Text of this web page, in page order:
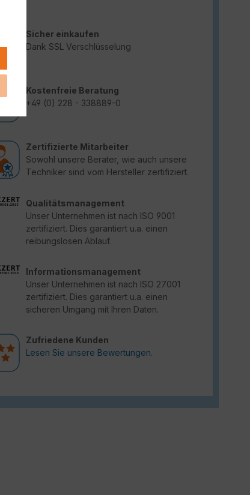
Sicher einkaufen
Dank SSL Verschlüsselung
Kostenfreie Beratung
+49 (0) 228 - 338889-0
Zertifizierte Mitarbeiter
Sowohl unsere Berater, wie auch unsere
Techniker sind vom Hersteller zertifiziert.
Qualitätsmanagement
Unser Unternehmen ist nach ISO 9001
zertifiziert. Dies garantiert u.a. einen
reibungslosen Ablauf.
Informationsmanagement
Unser Unternehmen ist nach ISO 27001
zertifiziert. Dies garantiert u.a. einen
sicheren Umgang mit Ihren Daten.
Zufriedene Kunden
Lesen Sie unsere Bewertungen.